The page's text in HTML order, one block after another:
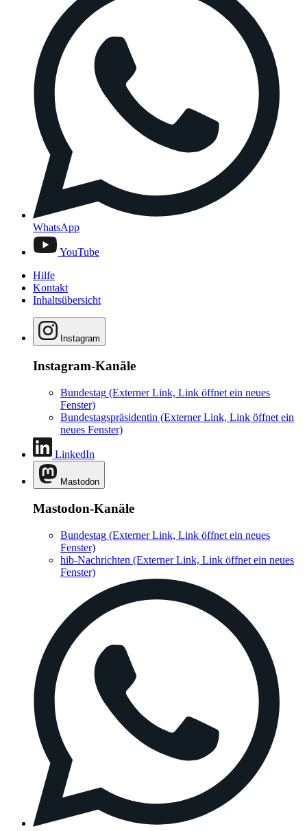
WhatsApp
YouTube
Hilfe
Kontakt
Inhaltsübersicht
Instagram
Instagram-Kanäle
Bundestag (Externer Link, Link öffnet ein neues
Fenster)
Bundestagspräsidentin (Externer Link, Link öffnet ein
neues Fenster)
LinkedIn
Mastodon
Mastodon-Kanäle
Bundestag (Externer Link, Link öffnet ein neues
Fenster)
hib-Nachrichten (Externer Link, Link öffnet ein neues
Fenster)